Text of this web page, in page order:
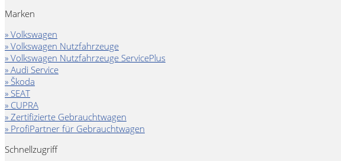
Marken
» Volkswagen
» Volkswagen Nutzfahrzeuge
» Volkswagen Nutzfahrzeuge ServicePlus
» Audi Service
» Škoda
» SEAT
» CUPRA
» Zertifizierte Gebrauchtwagen
» ProfiPartner für Gebrauchtwagen
Schnellzugriff